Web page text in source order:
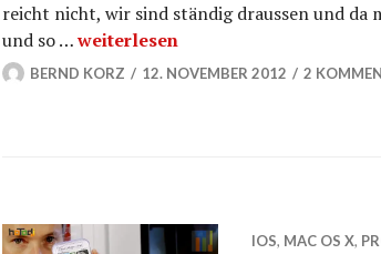
reicht nicht, wir sind ständig draussen und da
und so …Feuerwear Umhängetasche Jack –
weiterlesen
BERND KORZ 12. NOVEMBER 2012 2
IOS, MAC OS X,